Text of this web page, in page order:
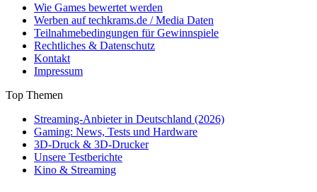
Wie Games bewertet werden
Werben auf techkrams.de / Media Daten
Teilnahmebedingungen für Gewinnspiele
Rechtliches & Datenschutz
Kontakt
Impressum
Top Themen
Streaming-Anbieter in Deutschland (2026)
Gaming: News, Tests und Hardware
3D-Druck & 3D-Drucker
Unsere Testberichte
Kino & Streaming